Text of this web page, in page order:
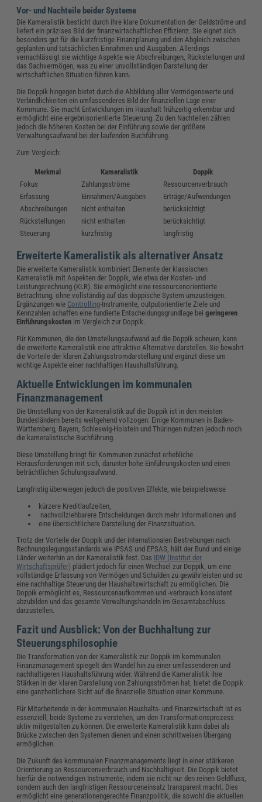
Vor- und Nachteile beider Systeme
Die Kameralistik besticht durch ihre klare Dokumentation der Geldströme und
liefert ein präzises Bild der finanzwirtschaftlichen Effizienz. Sie eignet sich
besonders gut für die kurzfristige Finanzplanung und den Abgleich zwischen
geplanten und tatsächlichen Einnahmen und Ausgaben. Allerdings
vernachlässigt sie wichtige Aspekte wie Abschreibungen, Rückstellungen und
das Sachvermögen, was zu einer unvollständigen Darstellung der
wirtschaftlichen Situation führen kann.
Die Doppik hingegen bietet durch die Abbildung aller Vermögenswerte und
Verbindlichkeiten ein umfassenderes Bild der finanziellen Lage einer
Kommune. Sie macht Entwicklungen im Haushalt frühzeitig erkennbar und
ermöglicht eine ergebnisorientierte Steuerung. Zu den Nachteilen zählen
jedoch die höheren Kosten bei der Einführung sowie der größere
Verwaltungsaufwand bei der laufenden Buchführung.
Zum Vergleich:
Merkmal Kameralistik
Doppik
Fokus
Zahlungsströme
Ressourcenverbrauch
Erfassung
Einnahmen/Ausgaben
Erträge/Aufwendungen
Abschreibungen
nicht enthalten
berücksichtigt
Rückstellungen
nicht enthalten
berücksichtigt
Steuerung
kurzfristig langfristig
Erweiterte Kameralistik als alternativer Ansatz
Die erweiterte Kameralistik kombiniert Elemente der klassischen
Kameralistik mit Aspekten der Doppik, wie etwa der Kosten- und
Leistungsrechnung (KLR). Sie ermöglicht eine ressourcenorientierte
Betrachtung, ohne vollständig auf das doppische System umzusteigen.
Ergänzungen wie Controlling-Instrumente, outputorientierte Ziele und
Kennzahlen schaffen eine fundierte Entscheidungsgrundlage beigeringeren
Einführungskosten im Vergleich zur Doppik.
Für Kommunen, die den Umstellungsaufwand auf die Doppik scheuen, kann
die erweiterte Kameralistik eine attraktive Alternative darstellen. Sie bewahrt
die Vorteile der klaren Zahlungsstromdarstellung und ergänzt diese um
wichtige Aspekte einer nachhaltigen Haushaltsführung.
Aktuelle Entwicklungen im kommunalen
Finanzmanagement
Die Umstellung von der Kameralistik auf die Doppik ist in den meisten
Bundesländern bereits weitgehend vollzogen. Einige Kommunen in Baden-
Württemberg, Bayern, Schleswig-Holstein und Thüringen nutzen jedoch noch
die kameralistische Buchführung.
Diese Umstellung bringt für Kommunen zunächst erhebliche
Herausforderungen mit sich, darunter hohe Einführungskosten und einen
beträchtlichen Schulungsaufwand.
Langfristig überwiegen jedoch die positiven Effekte, wie beispielsweise
kürzere Kreditlaufzeiten,
nachvollziehbarere Entscheidungen durch mehr Informationen und
eine übersichtlichere Darstellung der Finanzsituation.
Trotz der Vorteile der Doppik und der internationalen Bestrebungen nach
Rechnungslegungsstandards wie IPSAS und EPSAS, hält der Bund und einige
Länder weiterhin an der Kameralistik fest. Das IDW (Institut der
Wirtschaftsprüfer) plädiert jedoch für einen Wechsel zur Doppik, um eine
vollständige Erfassung von Vermögen und Schulden zu gewährleisten und so
eine nachhaltige Steuerung der Haushaltswirtschaft zu ermöglichen. Die
Doppik ermöglicht es, Ressourcenaufkommen und -verbrauch konsistent
abzubilden und das gesamte Verwaltungshandeln im Gesamtabschluss
darzustellen.
Fazit und Ausblick: Von der Buchhaltung zur
Steuerungsphilosophie
Die Transformation von der Kameralistik zur Doppik im kommunalen
Finanzmanagement spiegelt den Wandel hin zu einer umfassenderen und
nachhaltigeren Haushaltsführung wider. Während die Kameralistik ihre
Stärken in der klaren Darstellung von Zahlungsströmen hat, bietet die Doppik
eine ganzheitlichere Sicht auf die finanzielle Situation einer Kommune.
Für Mitarbeitende in der kommunalen Haushalts- und Finanzwirtschaft ist es
essenziell, beide Systeme zu verstehen, um den Transformationsprozess
aktiv mitgestalten zu können. Die erweiterte Kameralistik kann dabei als
Brücke zwischen den Systemen dienen und einen schrittweisen Übergang
ermöglichen.
Die Zukunft des kommunalen Finanzmanagements liegt in einer stärkeren
Orientierung an Ressourcenverbrauch und Nachhaltigkeit. Die Doppik bietet
hierfür die notwendigen Instrumente, indem sie nicht nur den reinen Geldfluss,
sondern auch den langfristigen Ressourceneinsatz transparent macht. Dies
ermöglicht eine generationengerechte Finanzpolitik, die sowohl die aktuellen